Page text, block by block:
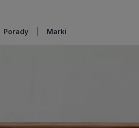
Porady Marki